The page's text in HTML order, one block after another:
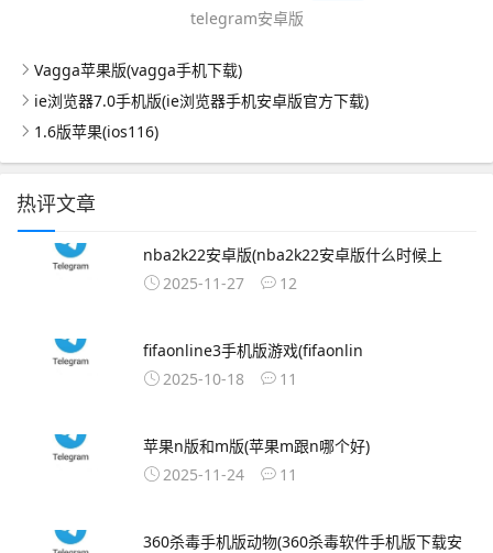
telegram安卓版
Vagga苹果版(vagga手机下载)
ie浏览器7.0手机版(ie浏览器手机安卓版官方下载)
1.6版苹果(ios116)
热评文章
nba2k22安卓版(nba2k22安卓版什么时候上
2025-11-27
12
fifaonline3手机版游戏(fifaonlin
2025-10-18
11
苹果n版和m版(苹果m跟n哪个好)
2025-11-24
11
360杀毒手机版动物(360杀毒软件手机版下载安